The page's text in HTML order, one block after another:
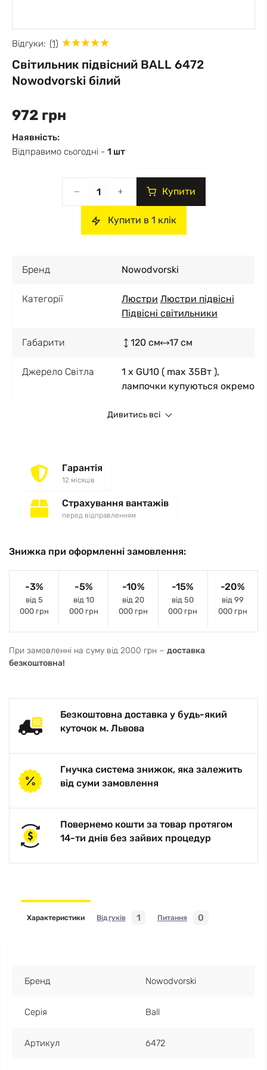
Відгуки: (1)
Світильник підвісний BALL 6472
Nowodvorski білий
972 грн
Наявність:
Відправимо сьогодні - 1 шт
Купити
Купити в 1 клік
Бренд Nowodvorski
Категорії Люстри Люстри підвісні
Підвісні світильники
Габарити 120 см 17 см
Джерело Світла
1 x GU10 ( max 35Вт ),
лампочки купуються окремо
Дивитись всі
Гарантія
12 місяців
Страхування вантажів
перед відправленням
Знижка при оформленні замовлення:
-3%
від 5
000 грн
-5%
від 10
000 грн
-10%
від 20
000 грн
-15%
від 50
000 грн
-20%
від 99
000 грн
При замовленні на суму від 2000 грн − доставка
безкоштовна!
Безкоштовна доставка у будь-який
куточок м. Львова
Гнучка система знижок, яка залежить
від суми замовлення
Повернемо кошти за товар протягом
14-ти днів без зайвих процедур
Характеристики Відгуків 1 Питання 0
Бренд Nowodvorski
Серія Ball
Артикул 6472